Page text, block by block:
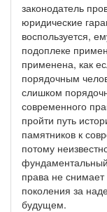
законодатель
юридические
воспользуется,
подоплеке
применена, как
порядочным
слишком
современного
пройти путь
памятников к
потому
права не снимает
поколения за
будущем.